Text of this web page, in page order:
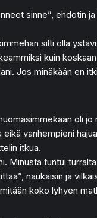
sinne”, ehdotin
silti olla
kuin
Jos minäkään en
oli
vanhempieni
itkua.
Minusta tuntui
naukaisin ja
koko lyhyen